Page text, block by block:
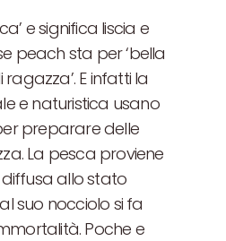
e significa liscia e
peach sta per ‘bella
ragazza’. E infatti la
e naturistica usano
preparare delle
La pesca proviene
allo stato
suo nocciolo si fa
Poche e